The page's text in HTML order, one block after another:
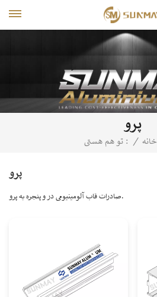
پرو
تو هم هستی : / خانه
پرو
صادرات قاب آلومینیومی در و پنجره به پرو.